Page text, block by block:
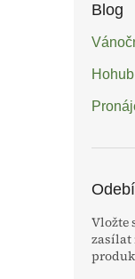
Blog
Hohub
Vložte
zasílat